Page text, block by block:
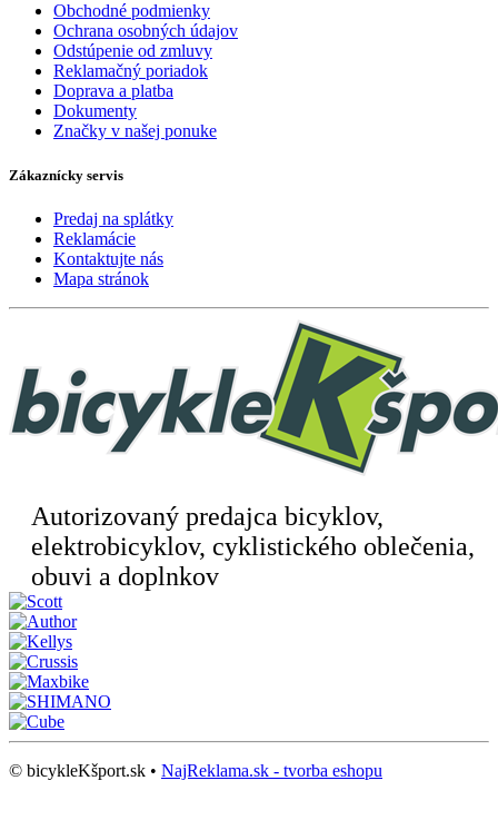
Obchodné podmienky
Ochrana osobných údajov
Odstúpenie od zmluvy
Reklamačný poriadok
Doprava a platba
Dokumenty
Značky v našej ponuke
Zákaznícky servis
Predaj na splátky
Reklamácie
Kontaktujte nás
Mapa stránok
Autorizovaný predajca bicyklov,
elektrobicyklov, cyklistického oblečenia,
obuvi a doplnkov
© bicykleKšport.sk • NajReklama.sk - tvorba eshopu